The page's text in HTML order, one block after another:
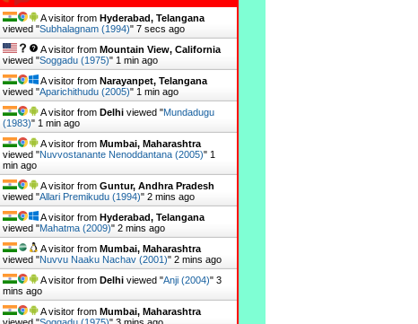
A visitor from Hyderabad, Telangana
viewed "Subhalagnam (1994)" 8 secs ago
A visitor from Mountain View, California
viewed "Soggadu (1975)" 1 min ago
A visitor from Narayanpet, Telangana
viewed "Aparichithudu (2005)" 1 min ago
A visitor from Delhiviewed "Mundadugu
(1983)" 1 min ago
A visitor from Mumbai, Maharashtra
viewed "Nuvvostanante Nenoddantana (2005)" 1
min ago
A visitor from Guntur, Andhra Pradesh
viewed "Allari Premikudu (1994)" 2 mins ago
A visitor from Hyderabad, Telangana
viewed "Mahatma (2009)" 2 mins ago
A visitor from Mumbai, Maharashtra
viewed "Nuvvu Naaku Nachav (2001)" 2 mins ago
A visitor from Delhiviewed "Anji (2004)" 3
mins ago
A visitor from Mumbai, Maharashtra